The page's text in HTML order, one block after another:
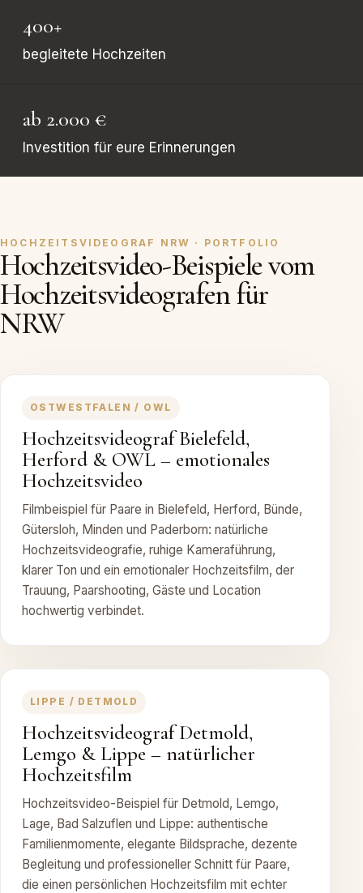
400+
begleitete Hochzeiten
ab 2.000 €
Investition für eure Erinnerungen
HOCHZEITSVIDEOGRAF NRW · PORTFOLIO
Hochzeitsvideo-Beispiele vom
Hochzeitsvideografen für
NRW
OSTWESTFALEN / OWL
Hochzeitsvideograf Bielefeld,
Herford & OWL – emotionales
Hochzeitsvideo
Filmbeispiel für Paare in Bielefeld, Herford, Bünde,
Gütersloh, Minden und Paderborn: natürliche
Hochzeitsvideografie, ruhige Kameraführung,
klarer Ton und ein emotionaler Hochzeitsfilm, der
Trauung, Paarshooting, Gäste und Location
hochwertig verbindet.
LIPPE / DETMOLD
Hochzeitsvideograf Detmold,
Lemgo & Lippe – natürlicher
Hochzeitsfilm
Hochzeitsvideo-Beispiel für Detmold, Lemgo,
Lage, Bad Salzuflen und Lippe: authentische
Familienmomente, elegante Bildsprache, dezente
Begleitung und professioneller Schnitt für Paare,
die einen persönlichen Hochzeitsfilm mit echter